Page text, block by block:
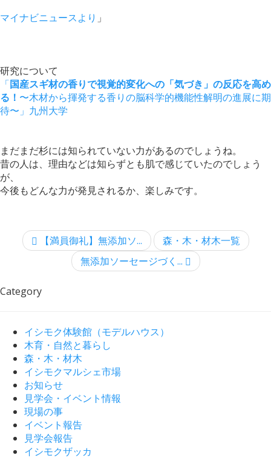
マイナビニュースより 」
研究について
「国産スギ材の⾹りで視覚的変化への「気づき」の反応を⾼め
る！ 〜⽊材から揮発する⾹りの脳科学的機能性解明の進展に期
待〜」九州大学
まだまだ杉には知られていない力があるのでしょうね。
昔の人は、理由などは知らずとも肌で感じていたのでしょう
が、
今後もどんな力が発見されるか、楽しみです。
【満員御礼】無添加ソ...
森・木・材木一覧
無添加ソーセージづく...
Category
イシモク体験館（モデルハウス）
木育・自然と暮らし
森・木・材木
イシモクマルシェ市場
お知らせ
見学会・イベント情報
現場の事
イベント報告
見学会報告
イシモクザッカ